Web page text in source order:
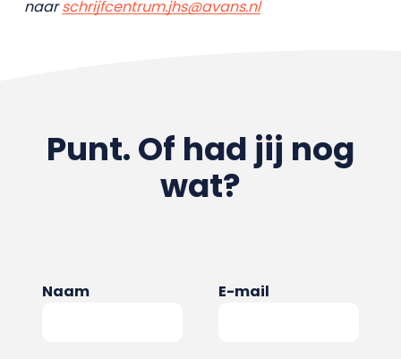
naarschrijfcentrum.jhs@avans.nl
Punt. Of had jij nog
wat?
Naam E-mail